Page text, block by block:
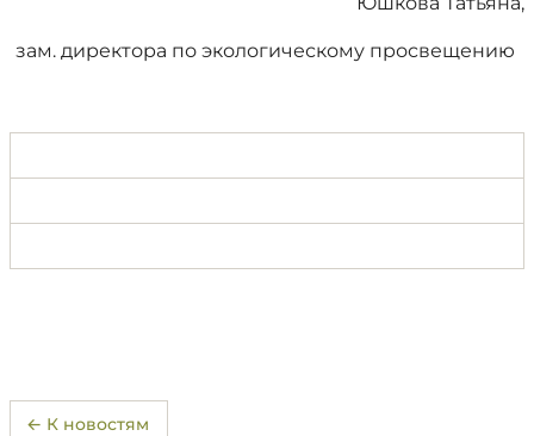
зам. директора по экологическому просвещению
← К новостям